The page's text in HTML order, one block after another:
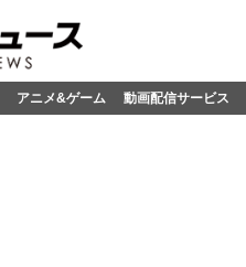
アニメ&ゲーム 動画配信サービス